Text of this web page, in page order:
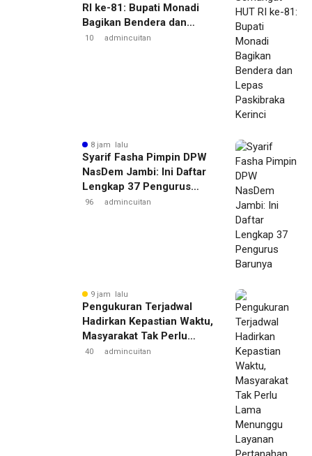
RI ke-81: Bupati Monadi
Bagikan Bendera dan
Lepas Paskibraka Kerinci
10 admincuitan
8 jam lalu
Syarif Fasha Pimpin DPW
NasDem Jambi: Ini Daftar
Lengkap 37 Pengurus
Barunya
96 admincuitan
9 jam lalu
Pengukuran Terjadwal
Hadirkan Kepastian Waktu,
Masyarakat Tak Perlu
Lama Menunggu Layanan
40 admincuitan